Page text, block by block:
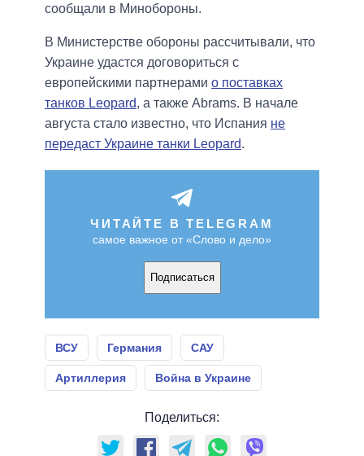
сообщали в Минобороны.
В Министерстве обороны рассчитывали, что
Украине удастся договориться с
европейскими партнерами о поставках
танков Leopard, а также Abrams. В начале
августа стало известно, что Испания не
передаст Украине танки Leopard.
ЧИТАЙТЕ В TELEGRAM
самое важное от «Слово и дело»
Подписаться
ВСУ Германия САУ
Артиллерия Война в Украине
Поделиться: